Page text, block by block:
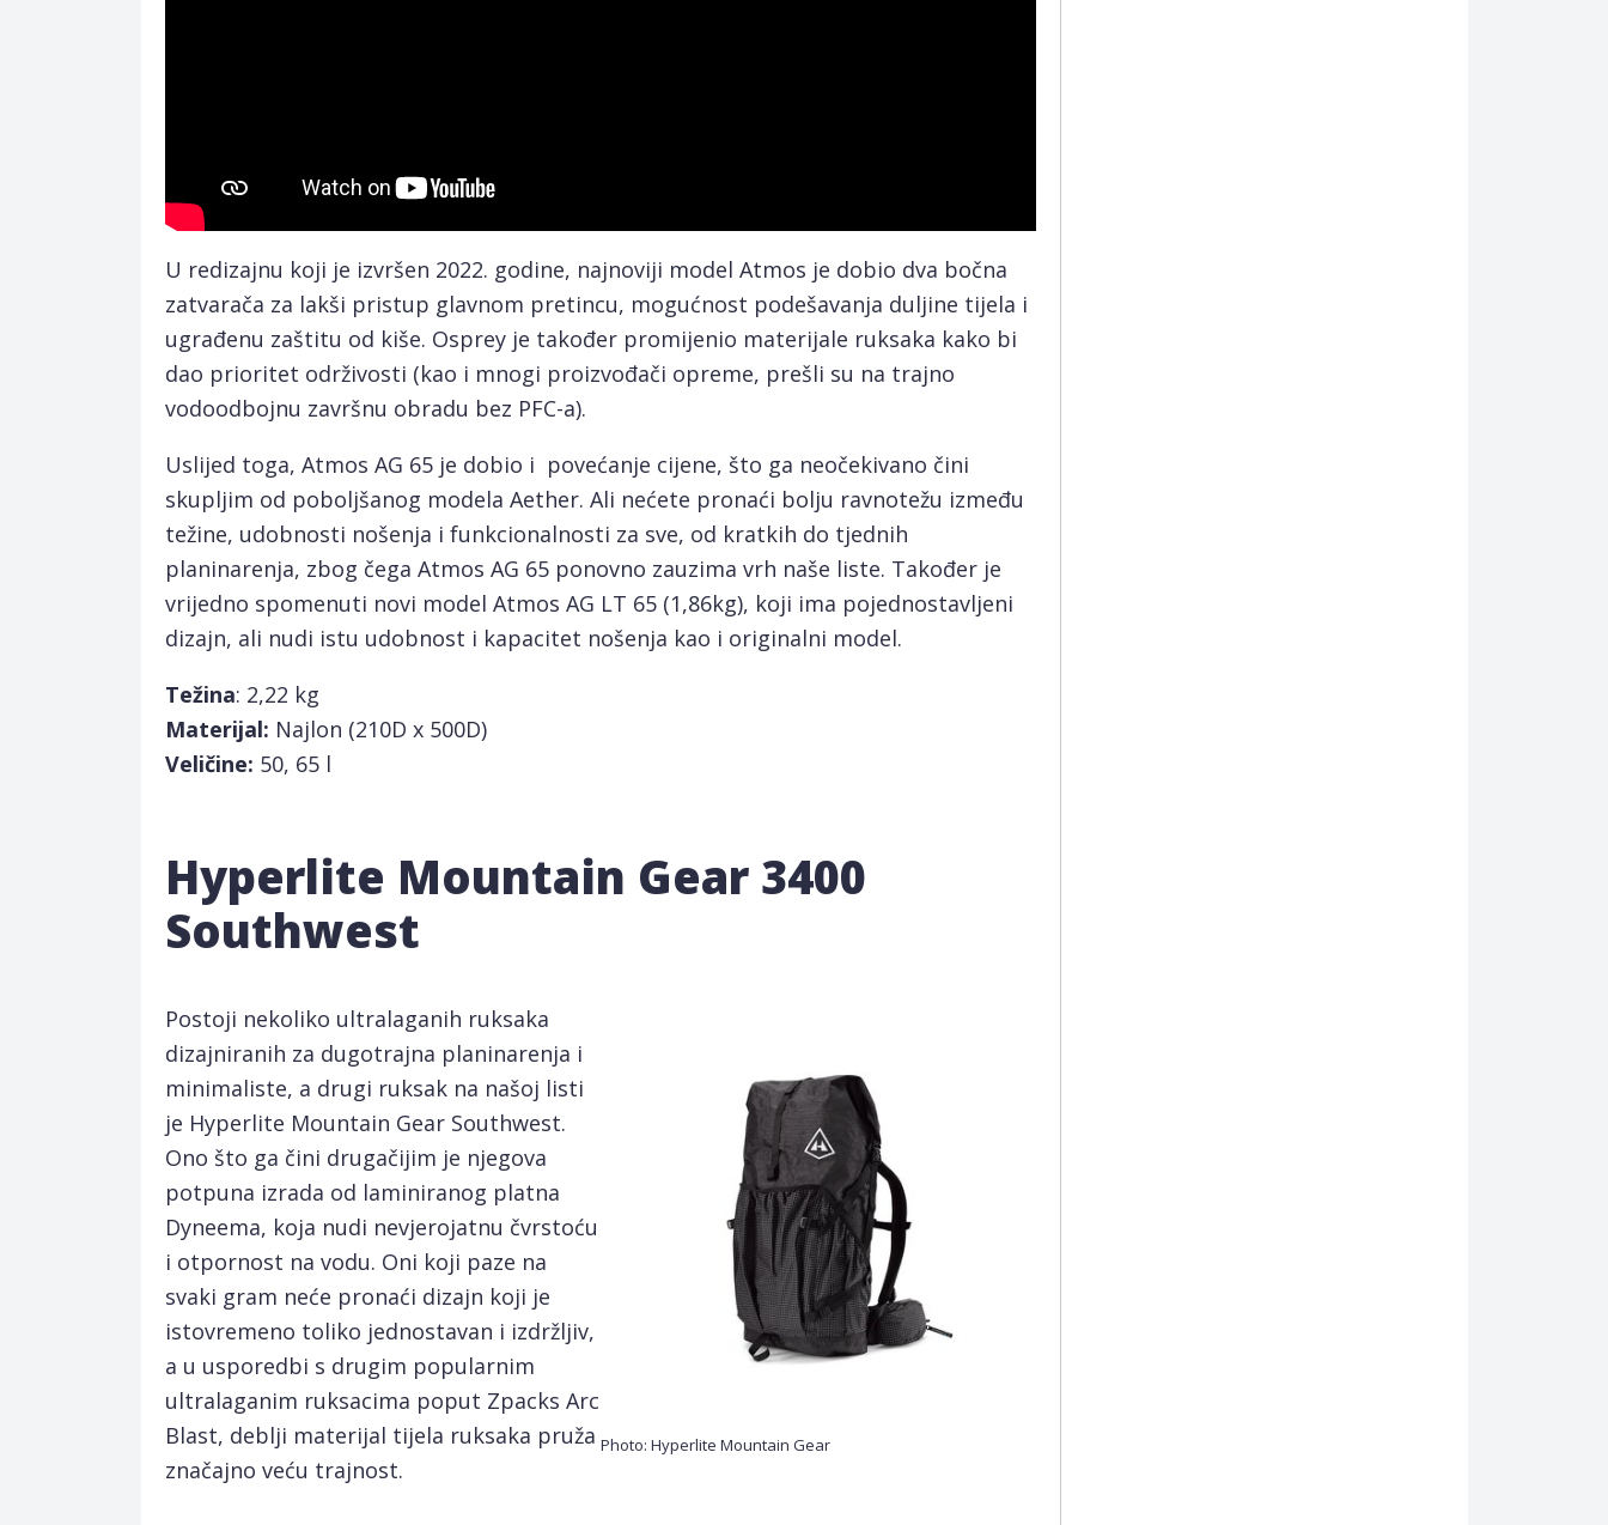
U redizajnu koji je izvršen 2022. godine, najnoviji model Atmos je dobio dva bočna
zatvarača za lakši pristup glavnom pretincu, mogućnost podešavanja duljine tijela i
ugrađenu zaštitu od kiše. Osprey je također promijenio materijale ruksaka kako bi
dao prioritet održivosti (kao i mnogi proizvođači opreme, prešli su na trajno
vodoodbojnu završnu obradu bez PFC-a).
Uslijed toga, Atmos AG 65 je dobio i povećanje cijene, što ga neočekivano čini
skupljim od poboljšanog modela Aether. Ali nećete pronaći bolju ravnotežu između
težine, udobnosti nošenja i funkcionalnosti za sve, od kratkih do tjednih
planinarenja, zbog čega Atmos AG 65 ponovno zauzima vrh naše liste. Također je
vrijedno spomenuti novi model Atmos AG LT 65 (1,86kg), koji ima pojednostavljeni
dizajn, ali nudi istu udobnost i kapacitet nošenja kao i originalni model.
Težina: 2,22 kg
Materijal: Najlon (210D x 500D)
Veličine: 50, 65 l
Hyperlite Mountain Gear 3400
Southwest
Postoji nekoliko ultralaganih ruksaka
dizajniranih za dugotrajna planinarenja i
minimaliste, a drugi ruksak na našoj listi
je Hyperlite Mountain Gear Southwest.
Ono što ga čini drugačijim je njegova
potpuna izrada od laminiranog platna
Dyneema, koja nudi nevjerojatnu čvrstoću
i otpornost na vodu. Oni koji paze na
svaki gram neće pronaći dizajn koji je
istovremeno toliko jednostavan i izdržljiv,
a u usporedbi s drugim popularnim
ultralaganim ruksacima poput Zpacks Arc
Blast, deblji materijal tijela ruksaka pruža
značajno veću trajnost.
Photo: Hyperlite Mountain Gear